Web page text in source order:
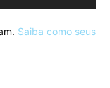
Saiba como seus